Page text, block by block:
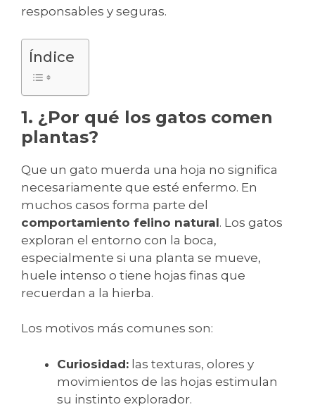
responsables y seguras.
Índice
1. ¿Por qué los gatos comen
plantas?
Que un gato muerda una hoja no significa
necesariamente que esté enfermo. En
muchos casos forma parte del
comportamiento felino natural. Los gatos
exploran el entorno con la boca,
especialmente si una planta se mueve,
huele intenso o tiene hojas finas que
recuerdan a la hierba.
Los motivos más comunes son:
Curiosidad: las texturas, olores y
movimientos de las hojas estimulan
su instinto explorador.